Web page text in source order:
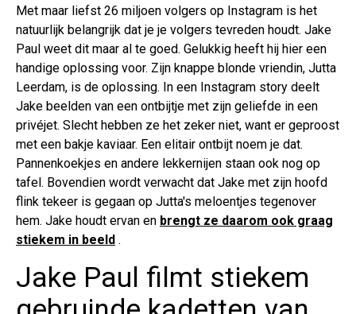
Met maar liefst 26 miljoen volgers op Instagram is het
natuurlijk belangrijk dat je je volgers tevreden houdt. Jake
Paul weet dit maar al te goed. Gelukkig heeft hij hier een
handige oplossing voor. Zijn knappe blonde vriendin, Jutta
Leerdam, is de oplossing. In een Instagram story deelt
Jake beelden van een ontbijtje met zijn geliefde in een
privéjet. Slecht hebben ze het zeker niet, want er geproost
met een bakje kaviaar. Een elitair ontbijt noem je dat.
Pannenkoekjes en andere lekkernijen staan ook nog op
tafel. Bovendien wordt verwacht dat Jake met zijn hoofd
flink tekeer is gegaan op Jutta's meloentjes tegenover
hem. Jake houdt ervan en brengt ze daarom ook graag
stiekem in beeld .
Jake Paul filmt stiekem